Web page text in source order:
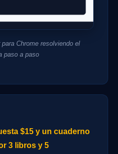
Chrome resolviendo el
paso a paso
$15 y un cuaderno
3 libros y 5